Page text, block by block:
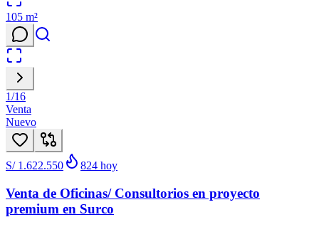
105 m²
1/16
Venta
Nuevo
S/ 1.622.550 824 hoy
Venta de Oficinas/ Consultorios en proyecto
premium en Surco